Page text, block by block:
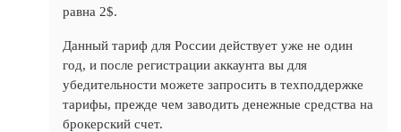
равна 2$.
Данный тариф для России действует уже не один
год, и после регистрации аккаунта вы для
убедительности можете запросить в техподдержке
тарифы, прежде чем заводить денежные средства на
брокерский счет.